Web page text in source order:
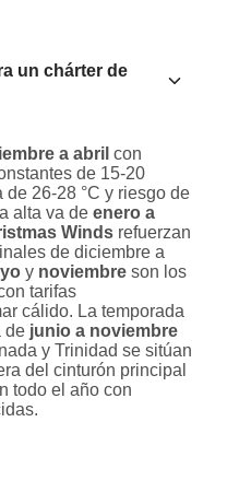
un chárter de
a abril con
de 15-20
26-28 °C y riesgo de
alta va de enero a
Winds refuerzan
de diciembre a
y noviembre son los
tarifas
cálido. La temporada
de junio a noviembre
y Trinidad se sitúan
del cinturón principal
todo el año con